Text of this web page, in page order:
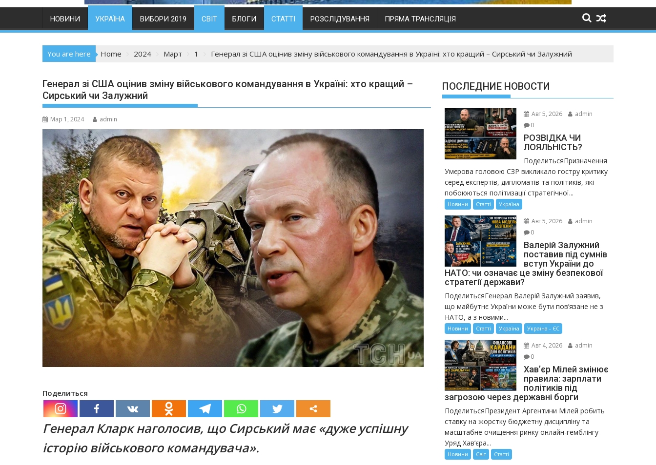
НОВИНИ УКРАЇНА ВИБОРИ 2019 СВІТ БЛОГИ СТАТТІ РОЗСЛІДУВАННЯ ПРЯМА ТРАНСЛЯЦІЯ
You are here Home 2024 Март 1 Генерал зі США оцінив зміну військового командування в Україні: хто кращий – Сирський чи Залужний
Генерал зі США оцінив зміну військового командування в Україні: хто кращий –
Сирський чи Залужний
Мар 1, 2024 admin
Поделиться
Генерал Кларк наголосив, що Сирський має «дуже успішну
історію військового командувача».
ПОСЛЕДНИЕ НОВОСТИ
Авг 5, 2026
admin
0
РОЗВІДКА ЧИ
ЛОЯЛЬНІСТЬ?
ПоделитьсяПризначення
Умєрова головою СЗР викликало гостру критику
серед експертів, дипломатів та політиків, які
побоюються політизації стратегічної...
Новини Статті Україна
Авг 5, 2026
admin
0
Валерій Залужний
поставив під сумнів
вступ України до
НАТО: чи означає це зміну безпекової
стратегії держави?
ПоделитьсяГенерал Валерій Залужний заявив,
що майбутнє України може бути пов’язане не з
НАТО, а з новими...
Новини Статті Україна Україна - ЄС
Авг 4, 2026
admin
0
Хав’єр Мілей змінює
правила: зарплати
політиків під
загрозою через державні борги
ПоделитьсяПрезидент Аргентини Мілей робить
ставку на жорстку бюджетну дисципліну та
масштабне очищення ринку онлайн-гемблінгу
Уряд Хав’єра...
Новини Світ Статті